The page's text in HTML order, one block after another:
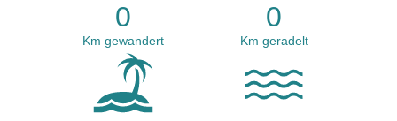
0
Km gewandert
0
Km geradelt